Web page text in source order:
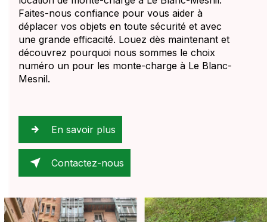
Faites-nous confiance pour vous aider à
déplacer vos objets en toute sécurité et avec
une grande efficacité. Louez dès maintenant et
découvrez pourquoi nous sommes le choix
numéro un pour les monte-charge à Le Blanc-
Mesnil.
En savoir plus
Contactez-nous